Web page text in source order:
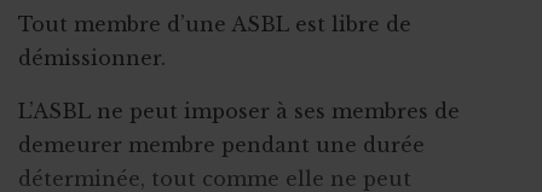
Tout membre d’une ASBL est libre de
démissionner.
L’ASBL ne peut imposer à ses membres de
demeurer membre pendant une durée
déterminée, tout comme elle ne peut